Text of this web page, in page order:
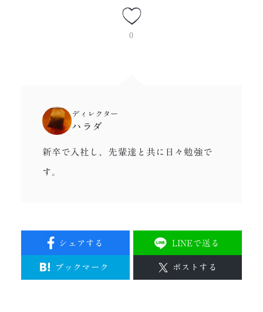
0
ディレクター
ハラダ
新卒で入社し、先輩達と共に日々勉強で
す。
シェアする LINEで送る
ブックマーク ポストする